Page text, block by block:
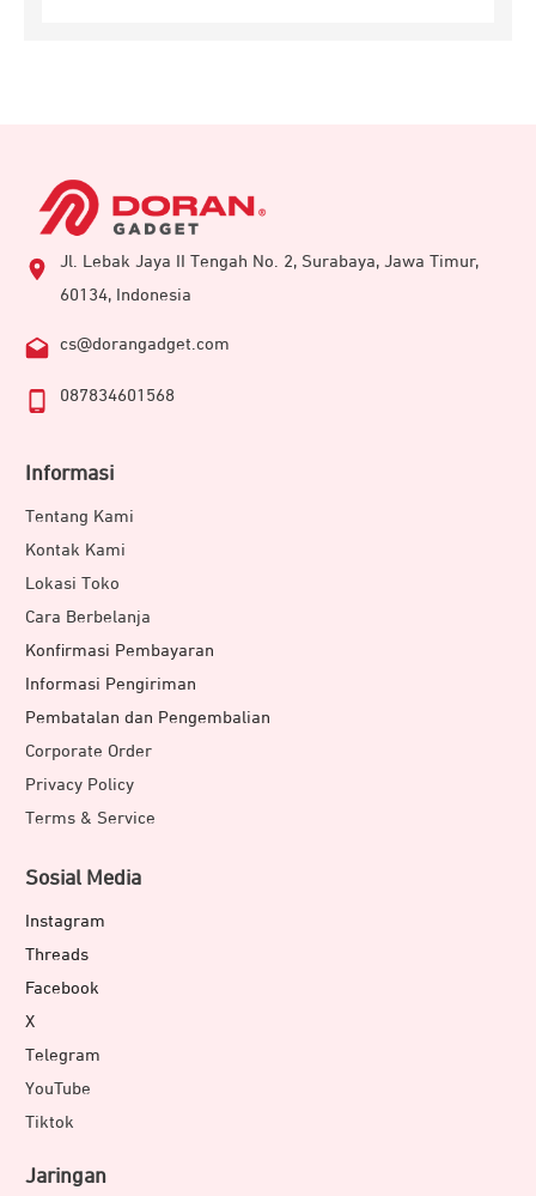
Jl. Lebak Jaya II Tengah No. 2, Surabaya, Jawa Timur,
60134, Indonesia
cs@dorangadget.com
087834601568
Informasi
Tentang Kami
Kontak Kami
Lokasi Toko
Cara Berbelanja
Konfirmasi Pembayaran
Informasi Pengiriman
Pembatalan dan Pengembalian
Corporate Order
Privacy Policy
Terms & Service
Sosial Media
Instagram
Threads
Facebook
X
Telegram
YouTube
Tiktok
Jaringan